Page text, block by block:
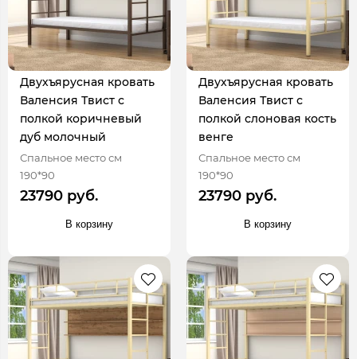
Двухъярусная кровать
Валенсия Твист с
полкой коричневый
дуб молочный
Спальное место см
190*90
23790 руб.
В корзину
Двухъярусная кровать
Валенсия Твист с
полкой слоновая кость
венге
Спальное место см
190*90
23790 руб.
В корзину